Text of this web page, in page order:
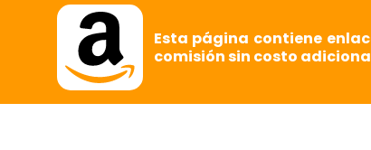
Esta página contiene
comisión sin costo